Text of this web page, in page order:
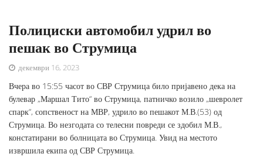
Полициски автомобил удрил во
пешак во Струмица
декември 16, 2023
Вчера во 15:55 часот во СВР Струмица било пријавено дека на
булевар „Маршал Тито“ во Струмица, патничко возило „шевролет
спарк“, сопственост на МВР, удрило во пешакот М.В.(53) од
Струмица. Во незгодата со телесни повреди се здобил М.В.,
констатирани во болницата во Струмица. Увид на местото
извршила екипа од СВР Струмица.